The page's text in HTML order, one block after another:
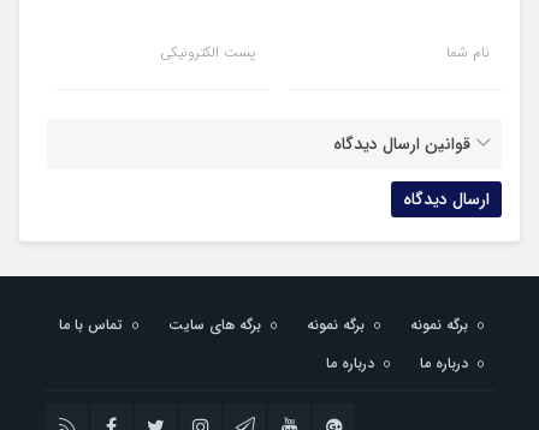
نام شما پست الکترونیکی
قوانین ارسال دیدگاه
برگه نمونه برگه نمونه برگه های سایت
تماس با ما
درباره ما
درباره ما